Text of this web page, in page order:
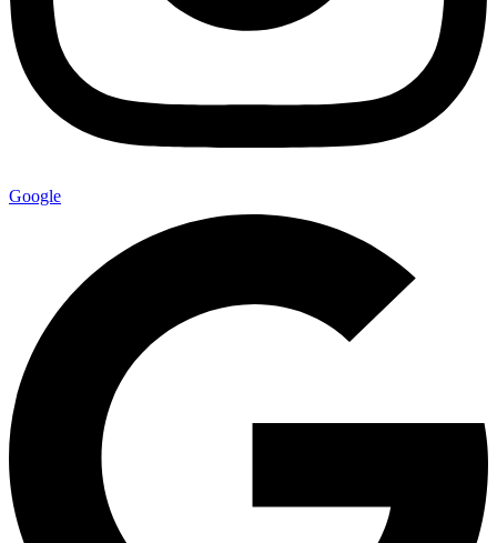
Google